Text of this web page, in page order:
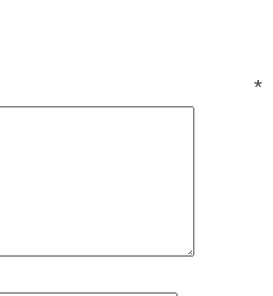
*